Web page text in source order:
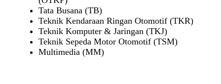
Tata Busana (TB)
Teknik Kendaraan Ringan Otomotif (TKR)
Teknik Komputer & Jaringan (TKJ)
Teknik Sepeda Motor Otomotif (TSM)
Multimedia (MM)